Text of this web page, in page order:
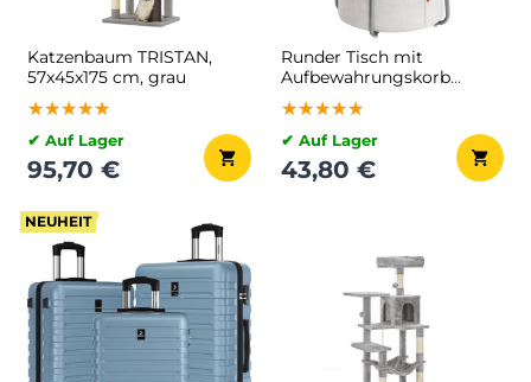
Katzenbaum TRISTAN,
57x45x175 cm, grau
★★★★★
★★★★★
★★★★★
✔ Auf Lager
95,70 €
Runder Tisch mit
Aufbewahrungskorb
COLETTE, 45x50 cm,
grau/weiß
★★★★★
★★★★★
★★★★★
✔ Auf Lager
43,80 €
NEUHEIT